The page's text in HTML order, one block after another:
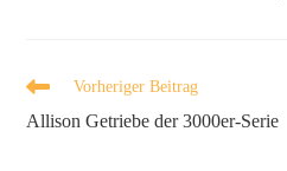
Vorheriger Beitrag
Allison Getriebe der 3000er-Serie